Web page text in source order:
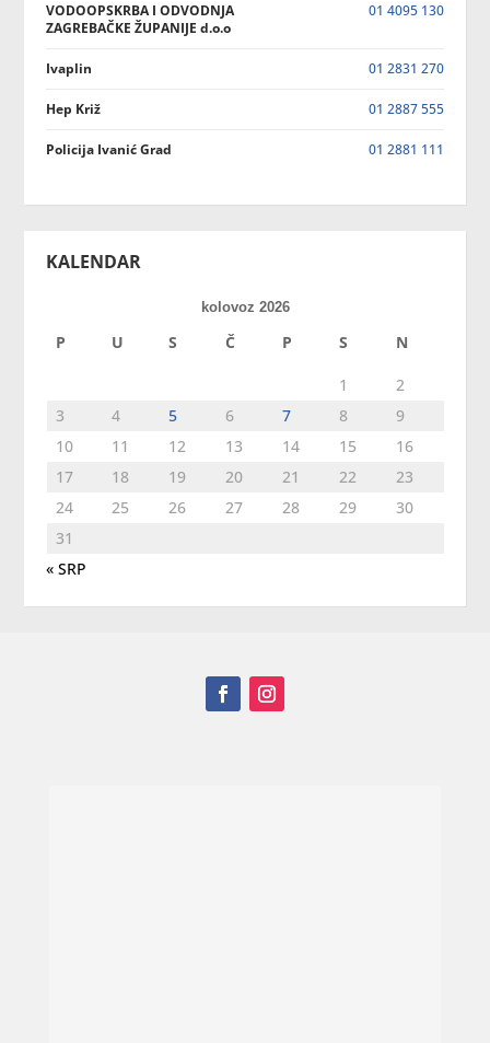
VODOOPSKRBA I ODVODNJA
ZAGREBAČKE ŽUPANIJE d.o.o
01 4095 130
Ivaplin 01 2831 270
Hep Križ 01 2887 555
Policija Ivanić Grad 01 2881 111
KALENDAR
kolovoz 2026
P U S Č P S N
1
2
3
4 5 6 7 8
9
10
11 12 13 14 15
16
17
18 19 20 21 22
23
24
25 26 27 28 29
30
31
« SRP